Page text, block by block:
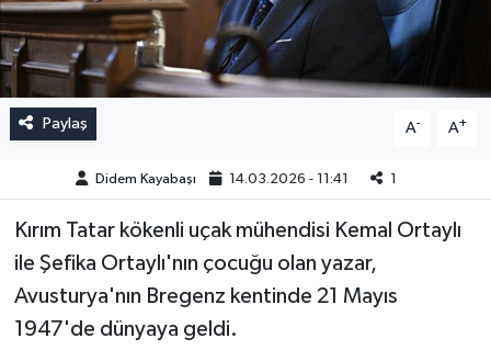
Paylaş A- A+
Didem Kayabaşı 14.03.2026 - 11:41 1
Kırım Tatar kökenli uçak mühendisi Kemal Ortaylı
ile Şefika Ortaylı'nın çocuğu olan yazar,
Avusturya'nın Bregenz kentinde 21 Mayıs
1947'de dünyaya geldi.